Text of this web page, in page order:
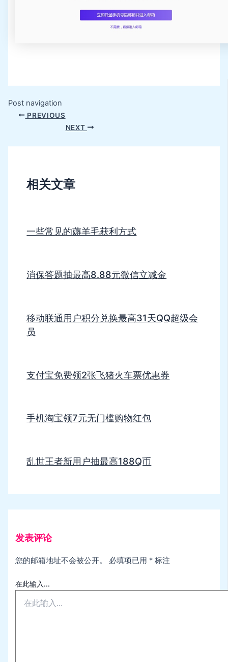
Post navigation
PREVIOUS
NEXT
相关文章
一些常见的薅羊毛获利方式
消保答题抽最高8.88元微信立减金
移动联通用户积分兑换最高31天QQ超级会
员
支付宝免费领2张飞猪火车票优惠券
手机淘宝领7元无门槛购物红包
乱世王者新用户抽最高188Q币
发表评论
您的邮箱地址不会被公开。 必填项已用 * 标注
在此输入...